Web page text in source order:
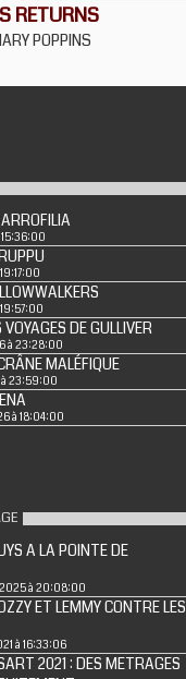
RETURNS
POPPINS
DE GULLIVER
à 23:28:00
MALÉFIQUE
à 23:59:00
à 18:04:00
A LA POINTE DE
à 20:08:00
ET LEMMY CONTRE LES
à 16:33:06
2021 : DES METRAGES